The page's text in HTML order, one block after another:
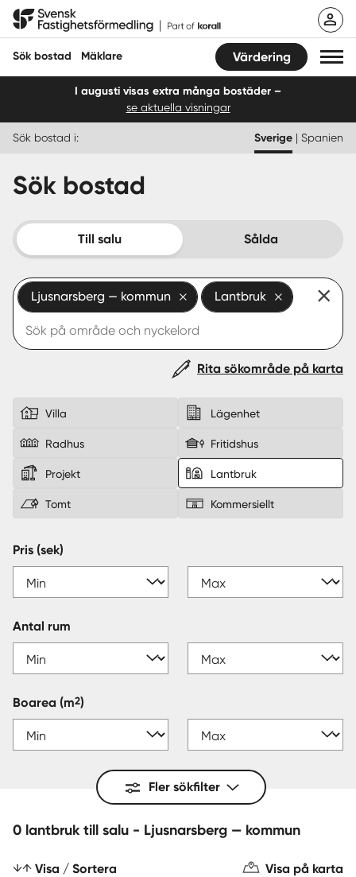
Hoppa
Svensk Fastighetsförmedling
Sök bostad Mäklare Värdering
Sälja
Köpa
Start
Logga in
I augusti visas extra många bostäder –
se aktuella visningar
Sök bostad i: Sverige | Spanien
Sök bostad
Till salu Sålda
Ljusnarsberg — kommun Lantbruk
Rita sökområde på karta
Villa Lägenhet
Radhus Fritidshus
Projekt Lantbruk
Tomt Kommersiellt
Pris (sek)
Antal rum
Boarea (m2)
Fler sökfilter
0 lantbruk till salu - Ljusnarsberg — kommun
Visa / Sortera Visa på karta